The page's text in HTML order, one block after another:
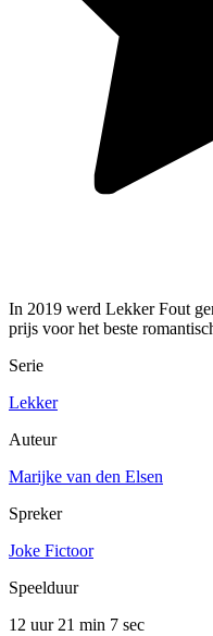
In 2019 werd Lekker Fout
prijs voor het beste
Serie
Lekker
Auteur
Marijke van den Elsen
Spreker
Joke Fictoor
Speelduur
12 uur 21 min 7 sec